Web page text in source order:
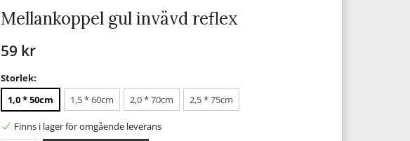
Mellankoppel gul invävd reflex
59 kr
Storlek:
1,0 * 50cm
1,5 * 60cm 2,0 * 70cm 2,5 * 75cm
Finns i lager för omgående leverans